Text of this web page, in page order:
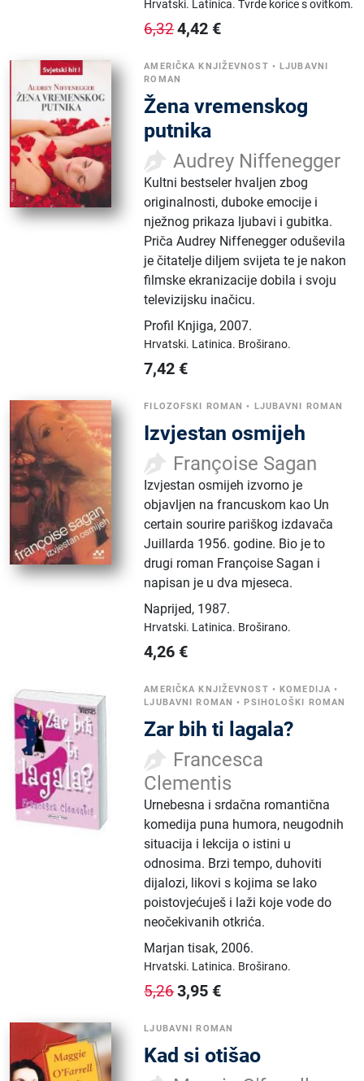
Hrvatski. Latinica.Tvrde korice s ovitkom.
6,324,42 €
AMERIČKA KNJIŽEVNOST •LJUBAVNI
ROMAN
Žena vremenskog
putnika
Audrey Niffenegger
Kultni bestseler hvaljen zbog
originalnosti, duboke emocije i
nježnog prikaza ljubavi i gubitka.
Priča Audrey Niffenegger oduševila
je čitatelje diljem svijeta te je nakon
filmske ekranizacije dobila i svoju
televizijsku inačicu.
Profil Knjiga,2007.
Hrvatski. Latinica. Broširano.
7,42 €
FILOZOFSKI ROMAN • LJUBAVNI ROMAN
Izvjestan osmijeh
Françoise Sagan
Izvjestan osmijeh izvorno je
objavljen na francuskom kao Un
certain sourire pariškog izdavača
Juillarda 1956. godine. Bio je to
drugi roman Françoise Sagan i
napisan je u dva mjeseca.
Naprijed, 1987.
Hrvatski. Latinica. Broširano.
4,26 €
AMERIČKA KNJIŽEVNOST •KOMEDIJA •
LJUBAVNI ROMAN •PSIHOLOŠKI ROMAN
Zar bih ti lagala?
Francesca
Clementis
Urnebesna i srdačna romantična
komedija puna humora, neugodnih
situacija i lekcija o istini u
odnosima. Brzi tempo, duhoviti
dijalozi, likovi s kojima se lako
poistovjećuješ i laži koje vode do
neočekivanih otkrića.
Marjan tisak,2006.
Hrvatski. Latinica. Broširano.
5,263,95 €
LJUBAVNI ROMAN
Kad si otišao